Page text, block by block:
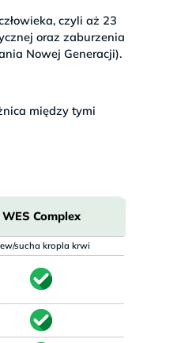
czyli aż 23
oraz zaburzenia
Nowej Generacji).
między tymi
WES Complex
sucha kropla krwi